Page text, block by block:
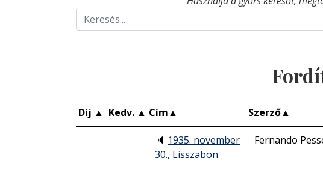
Díj ▲ Kedv. ▲ Cím▲ Szerző▲
🔈 1935. november
30., Lisszabon
Fernando